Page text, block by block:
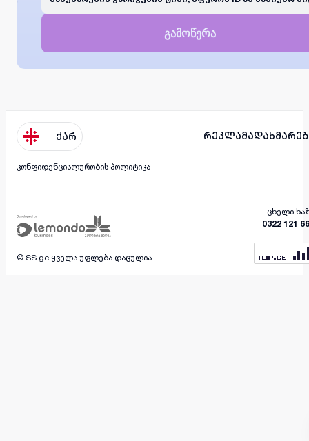
გამოწერა
ქარ რეკლამა
კონფიდენციალურობის პოლიტიკა
ცხელი
0322 121
© SS.ge ყველა უფლება დაცულია